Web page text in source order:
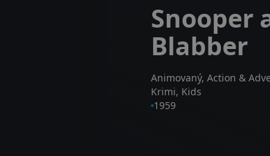
Snooper
Blabber
Animovaný, Action &
Krimi, Kids
1959